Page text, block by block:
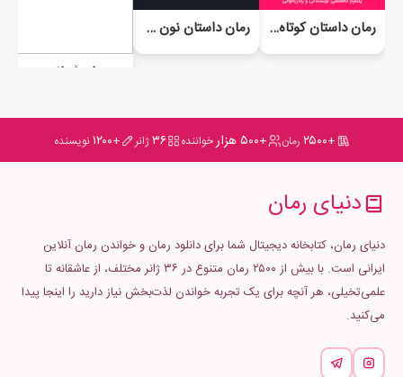
رمان داستان کوتاه لباس عروس
رمان داستان نون خ بابا گیان من
رمان آسانسور
+۲۵۰۰ رمان +۵۰۰ هزار خواننده ۳۶ژانر +۱۲۰۰ نویسنده
دنیای رمان
دنیای رمان، کتابخانه دیجیتال شما برای دانلود رمان و خواندن رمان آنلاین
ایرانی است. با بیش از ۲۵۰۰ رمان متنوع در ۳۶ ژانر مختلف، از عاشقانه تا
علمی‌تخیلی، هر آنچه برای یک تجربه خواندن لذت‌بخش نیاز دارید را اینجا پیدا
می‌کنید.